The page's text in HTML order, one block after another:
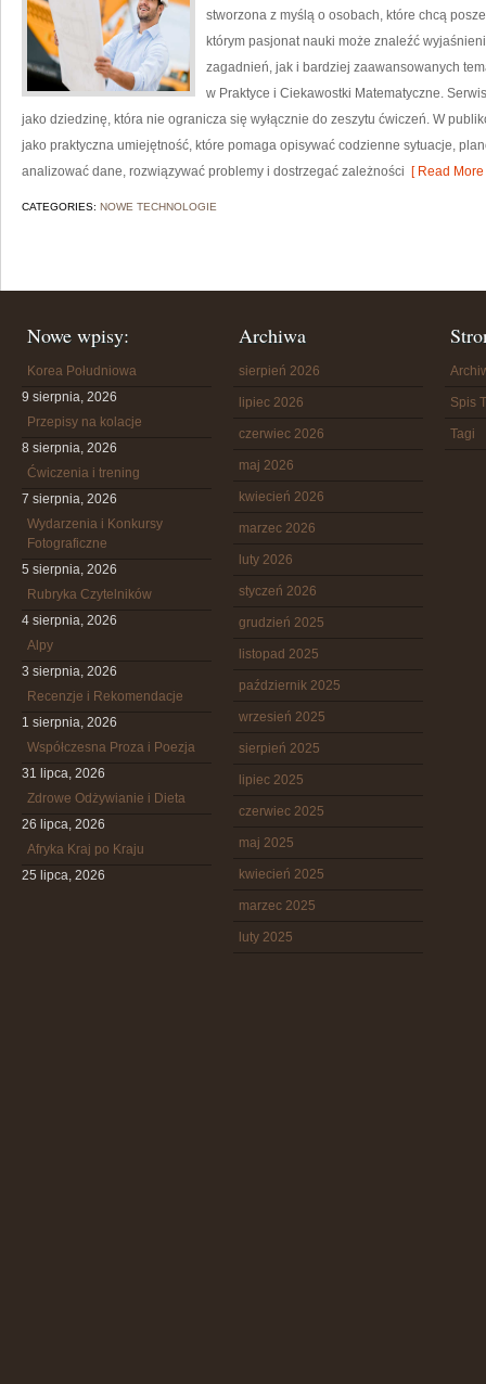
stworzona z myślą o osobach, które chcą
którym pasjonat nauki może znaleźć
zagadnień, jak i bardziej zaawansowanych
w Praktyce i Ciekawostki Matematyczne.
jako dziedzinę, która nie ogranicza się wyłącznie do zeszytu ćwiczeń. W
jako praktyczna umiejętność, które pomaga opisywać codzienne sytuacje,
analizować dane, rozwiązywać problemy i dostrzegać zależności [ Read More
CATEGORIES: NOWE TECHNOLOGIE
Nowe wpisy:
Korea Południowa
9 sierpnia, 2026
Przepisy na kolacje
8 sierpnia, 2026
Ćwiczenia i trening
7 sierpnia, 2026
Wydarzenia i Konkursy
Fotograficzne
5 sierpnia, 2026
Rubryka Czytelników
4 sierpnia, 2026
Alpy
3 sierpnia, 2026
Recenzje i Rekomendacje
1 sierpnia, 2026
Współczesna Proza i Poezja
31 lipca, 2026
Zdrowe Odżywianie i Dieta
26 lipca, 2026
Afryka Kraj po Kraju
25 lipca, 2026
Archiwa
sierpień 2026
lipiec 2026
czerwiec 2026
maj 2026
kwiecień 2026
marzec 2026
luty 2026
styczeń 2026
grudzień 2025
listopad 2025
październik 2025
wrzesień 2025
sierpień 2025
lipiec 2025
czerwiec 2025
maj 2025
kwiecień 2025
marzec 2025
luty 2025
Spis
Tagi